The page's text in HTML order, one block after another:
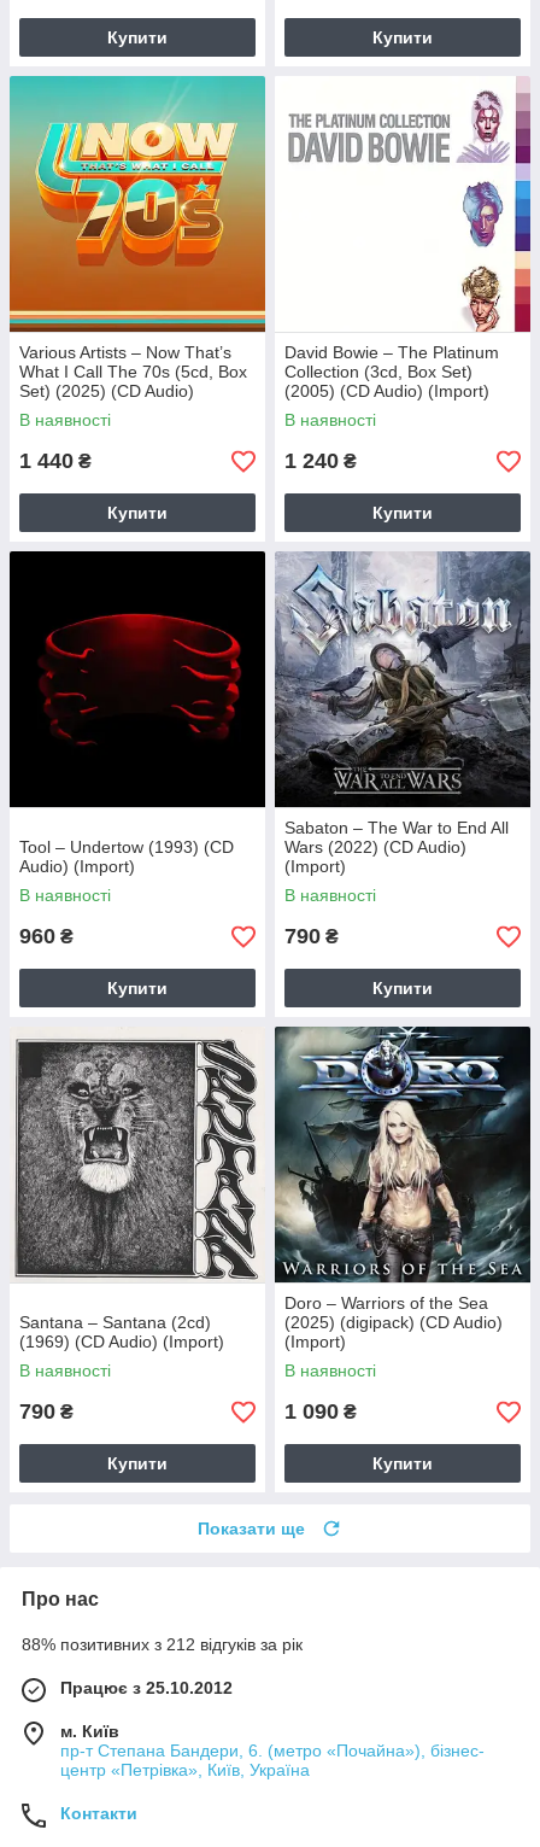
Купити Купити
Various Artists – Now That’s
What I Call The 70s (5cd, Box
Set) (2025) (CD Audio)
(Import)
В наявності
1 440 ₴
Купити
David Bowie – The Platinum
Collection (3cd, Box Set)
(2005) (CD Audio) (Import)
В наявності
1 240 ₴
Купити
Tool – Undertow (1993) (CD
Audio) (Import)
В наявності
960 ₴
Купити
Sabaton – The War to End All
Wars (2022) (CD Audio)
(Import)
В наявності
790 ₴
Купити
Santana – Santana (2cd)
(1969) (CD Audio) (Import)
В наявності
790 ₴
Купити
Doro – Warriors of the Sea
(2025) (digipack) (CD Audio)
(Import)
В наявності
1 090 ₴
Купити
Показати ще
Про нас
88% позитивних з 212 відгуків за рік
Працює з 25.10.2012
м. Київ
пр-т Степана Бандери, 6. (метро «Почайна»), бізнес-
центр «Петрівка», Київ, Україна
Контакти